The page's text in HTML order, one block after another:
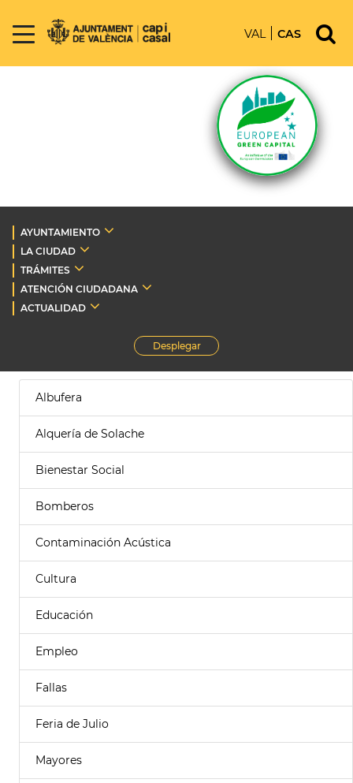
VAL CAS
AYUNTAMIENTO
LA CIUDAD
TRÁMITES
ATENCIÓN CIUDADANA
ACTUALIDAD
Desplegar
Albufera
Alquería de Solache
Bienestar Social
Bomberos
Contaminación Acústica
Cultura
Educación
Empleo
Fallas
Feria de Julio
Mayores